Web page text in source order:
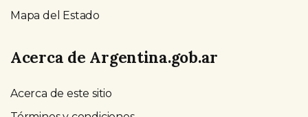
Mapa del Estado
Acerca de Argentina.gob.ar
Acerca de este sitio